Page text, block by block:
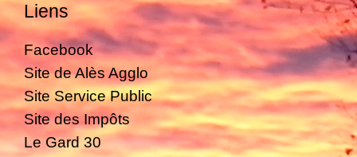
Liens
Facebook
Site de Alès Agglo
Site Service Public
Site des Impôts
Le Gard 30